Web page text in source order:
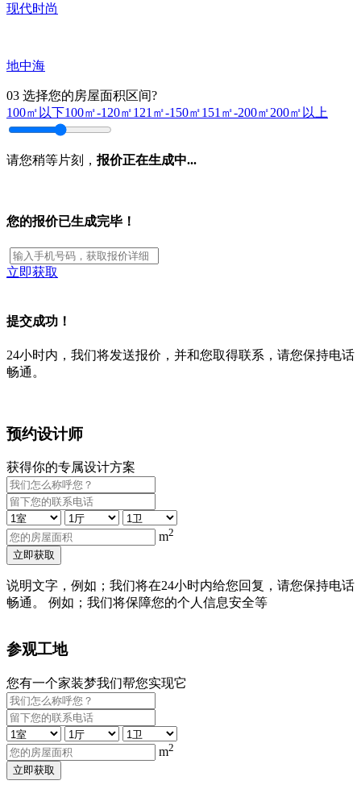
现代时尚
地中海
03 选择您的房屋面积区间?
100㎡以下100㎡-120㎡121㎡-150㎡151㎡-200㎡200㎡以上
请您稍等片刻， 报价正在生成中...
您的报价已生成完毕！
立即获取
提交成功！
24小时内，我们将发送报价，并和您取得联系，请您保持电话
畅通。
预约设计师
获得你的专属设计方案
m2
立即获取
说明文字，例如；我们将在24小时内给您回复，请您保持电话
畅通。 例如；我们将保障您的个人信息安全等
参观工地
您有一个家装梦我们帮您实现它
m2
立即获取